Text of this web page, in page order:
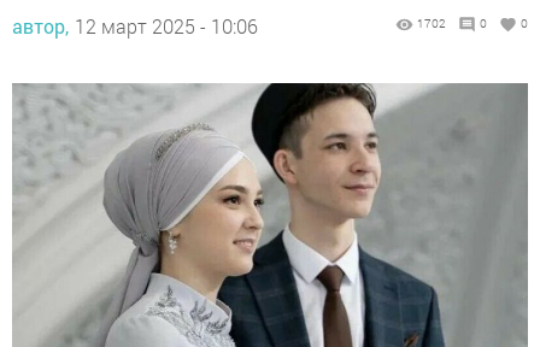
автор, 12 март 2025 - 10:06 1702 0 0